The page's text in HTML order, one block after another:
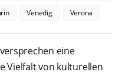
Venedig Verona
versprechen eine
Vielfalt von kulturellen